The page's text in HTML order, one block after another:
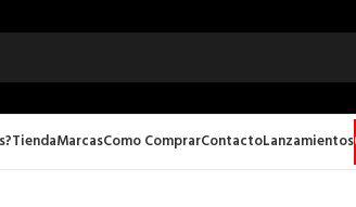
TiendaMarcasComo ComprarContactoLanzamientos